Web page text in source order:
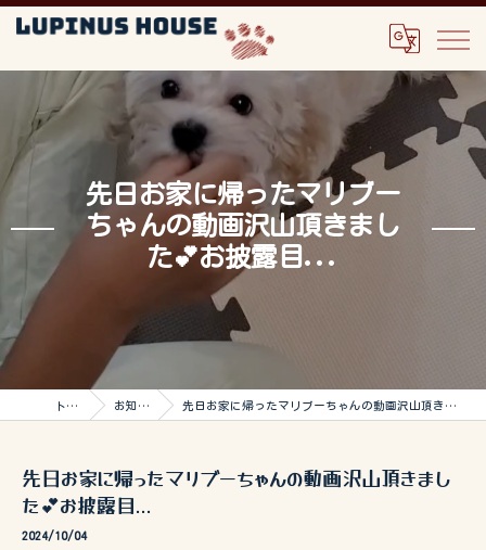
先日お家に帰ったマリブー
ちゃんの動画沢山頂きまし
た💕お披露目...
トップ お知らせ 先日お家に帰ったマリブーちゃんの動画沢山頂きました💕お披露目...
先日お家に帰ったマリブーちゃんの動画沢山頂きまし
た💕お披露目...
2024/10/04